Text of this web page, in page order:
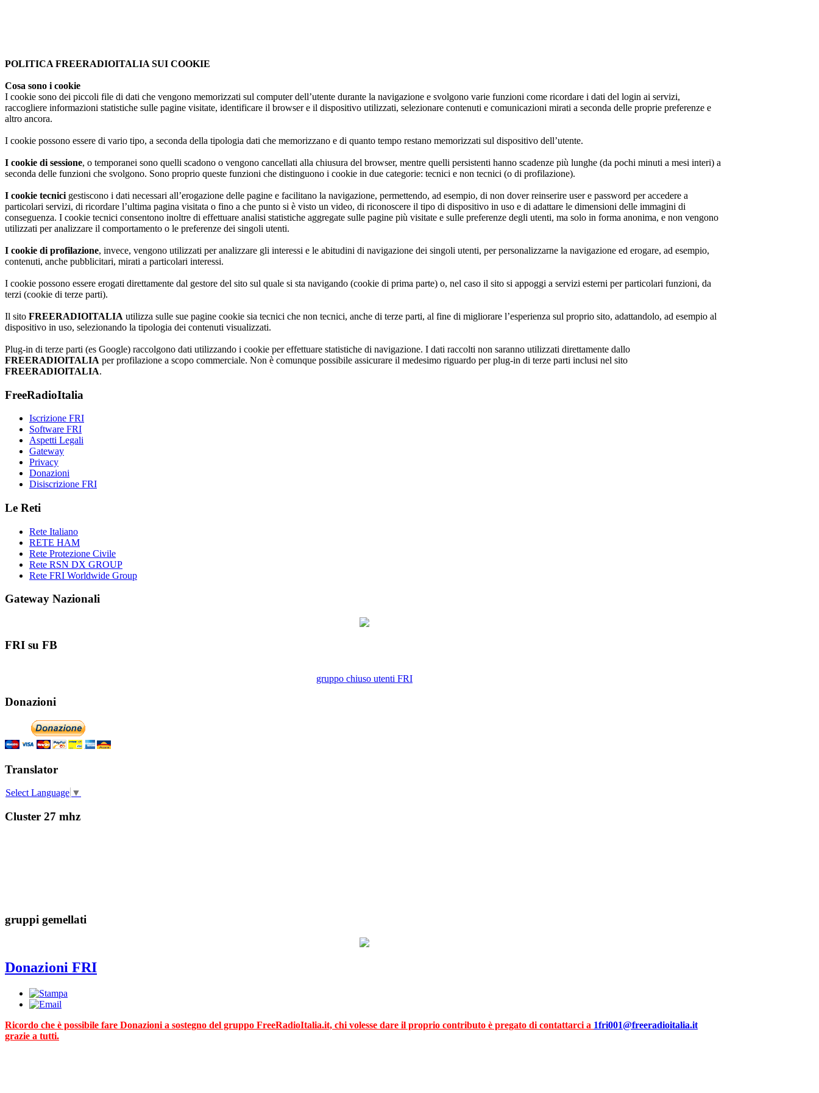
radio che abbia la funzione VOX.
Se siete interessati scrivete una mail a info@freeradioitalia.it
Forza, sperimentiamo anche PiCQ
Ricordo che è possibile fare Donazioni a sostegno del gruppo
FreeRadioItalia.it, chi volesse dare il proprio contributo è pregato
di contattarci a 1fri001@freeradioitalia.it grazie a tutti.
POLITICA FREERADIOITALIA SUI COOKIE
Cosa sono i cookie
I cookie sono dei piccoli file di dati che vengono memorizzati sul computer dell’utente durante la navigazione e svolgono varie funzioni come ricordare i dati del login ai servizi,
raccogliere informazioni statistiche sulle pagine visitate, identificare il browser e il dispositivo utilizzati, selezionare contenuti e comunicazioni mirati a seconda delle proprie preferenze e
altro ancora.
I cookie possono essere di vario tipo, a seconda della tipologia dati che memorizzano e di quanto tempo restano memorizzati sul dispositivo dell’utente.
I cookie di sessione, o temporanei sono quelli scadono o vengono cancellati alla chiusura del browser, mentre quelli persistenti hanno scadenze più lunghe (da pochi minuti a mesi interi) a
seconda delle funzioni che svolgono. Sono proprio queste funzioni che distinguono i cookie in due categorie: tecnici e non tecnici (o di profilazione).
I cookie tecnici gestiscono i dati necessari all’erogazione delle pagine e facilitano la navigazione, permettendo, ad esempio, di non dover reinserire user e password per accedere a
particolari servizi, di ricordare l’ultima pagina visitata o fino a che punto si è visto un video, di riconoscere il tipo di dispositivo in uso e di adattare le dimensioni delle immagini di
conseguenza. I cookie tecnici consentono inoltre di effettuare analisi statistiche aggregate sulle pagine più visitate e sulle preferenze degli utenti, ma solo in forma anonima, e non vengono
utilizzati per analizzare il comportamento o le preferenze dei singoli utenti.
I cookie di profilazione, invece, vengono utilizzati per analizzare gli interessi e le abitudini di navigazione dei singoli utenti, per personalizzarne la navigazione ed erogare, ad esempio,
contenuti, anche pubblicitari, mirati a particolari interessi.
I cookie possono essere erogati direttamente dal gestore del sito sul quale si sta navigando (cookie di prima parte) o, nel caso il sito si appoggi a servizi esterni per particolari funzioni, da
terzi (cookie di terze parti).
Il sito FREERADIOITALIA utilizza sulle sue pagine cookie sia tecnici che non tecnici, anche di terze parti, al fine di migliorare l’esperienza sul proprio sito, adattandolo, ad esempio al
dispositivo in uso, selezionando la tipologia dei contenuti visualizzati.
Plug-in di terze parti (es Google) raccolgono dati utilizzando i cookie per effettuare statistiche di navigazione. I dati raccolti non saranno utilizzati direttamente dallo
FREERADIOITALIA per profilazione a scopo commerciale. Non è comunque possibile assicurare il medesimo riguardo per plug-in di terze parti inclusi nel sito
FREERADIOITALIA.
FreeRadioItalia
Iscrizione FRI
Software FRI
Aspetti Legali
Gateway
Privacy
Donazioni
Disiscrizione FRI
Le Reti
Rete Italiano
RETE HAM
Rete Protezione Civile
Rete RSN DX GROUP
Rete FRI Worldwide Group
Gateway Nazionali
FRI su FB
gruppo chiuso utenti FRI
Donazioni
Translator
Select Language ▼
Cluster 27 mhz
gruppi gemellati
Donazioni FRI
Ricordo che è possibile fare Donazioni a sostegno del gruppo FreeRadioItalia.it, chi volesse dare il proprio contributo è pregato di contattarci a 1fri001@freeradioitalia.it
grazie a tutti.